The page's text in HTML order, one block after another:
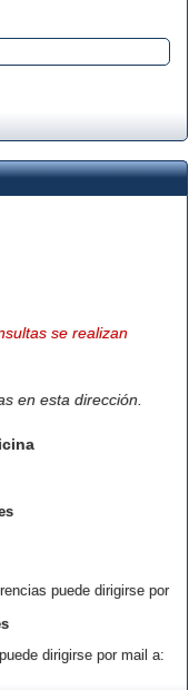
se realizan
en esta dirección.
puede dirigirse por
dirigirse por mail a: